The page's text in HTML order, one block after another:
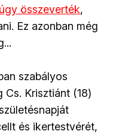
összeverték,
Ez azonban még
szabályos
Krisztiánt (18)
és ikertestvérét,